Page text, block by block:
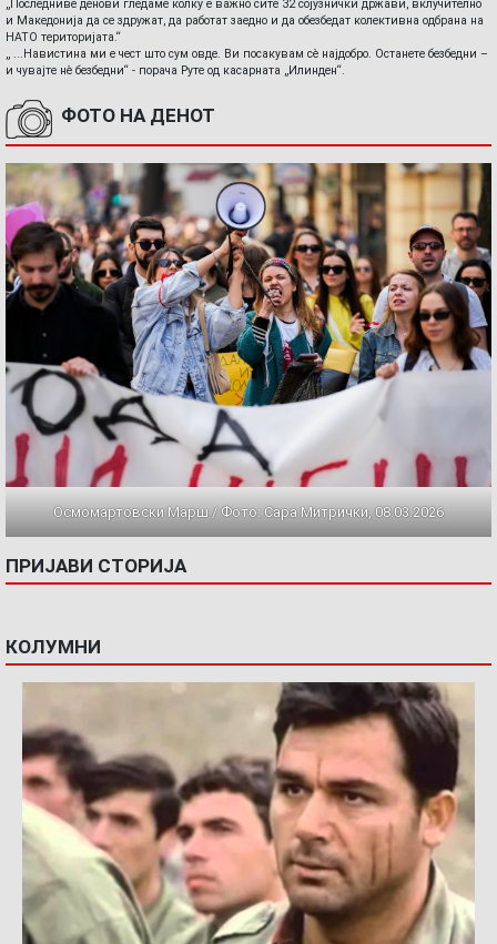
„Последниве денови гледаме колку е важно сите 32 сојузнички држави, вклучително
и Македонија да се здружат, да работат заедно и да обезбедат колективна одбрана на
НАТО територијата.“
„ ...Навистина ми е чест што сум овде. Ви посакувам сè најдобро. Останете безбедни –
и чувајте нè безбедни“ - порача Руте од касарната „Илинден“.
ФОТО НА ДЕНОТ
Осмомартовски Марш / Фото: Сара Митрички, 08.03.2026
ПРИЈАВИ СТОРИЈА
КОЛУМНИ